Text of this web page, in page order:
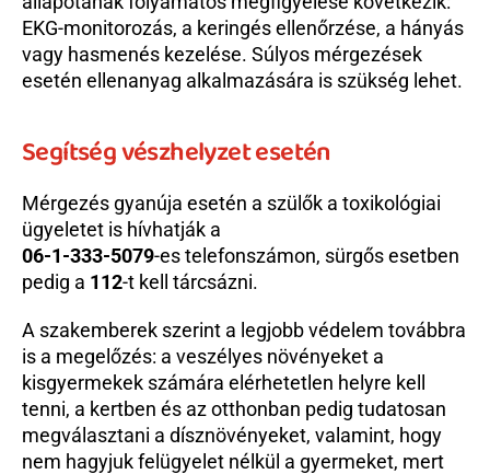
EKG-monitorozás, a keringés ellenőrzése, a hányás
vagy hasmenés kezelése. Súlyos mérgezések
esetén ellenanyag alkalmazására is szükség lehet.
Segítség vészhelyzet esetén
Mérgezés gyanúja esetén a szülők a toxikológiai
ügyeletet is hívhatják a
06-1-333-5079-es telefonszámon, sürgős esetben
pedig a 112-t kell tárcsázni.
A szakemberek szerint a legjobb védelem továbbra
is a megelőzés: a veszélyes növényeket a
kisgyermekek számára elérhetetlen helyre kell
tenni, a kertben és az otthonban pedig tudatosan
megválasztani a dísznövényeket, valamint, hogy
nem hagyjuk felügyelet nélkül a gyermeket, mert